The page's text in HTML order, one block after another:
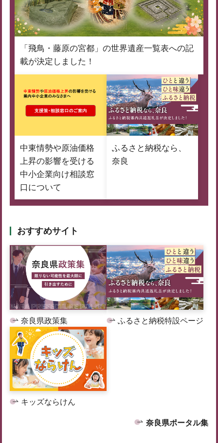
「飛鳥・藤原の宮都」の世界遺産一覧表への記
載が決定しました！
中東情勢や原油価格
上昇の影響を受ける
中小企業向け相談窓
口について
ふるさと納税なら、
奈良
おすすめサイト
奈良県政策集 ふるさと納税特設ページ
キッズならけん
奈良県ポータル集